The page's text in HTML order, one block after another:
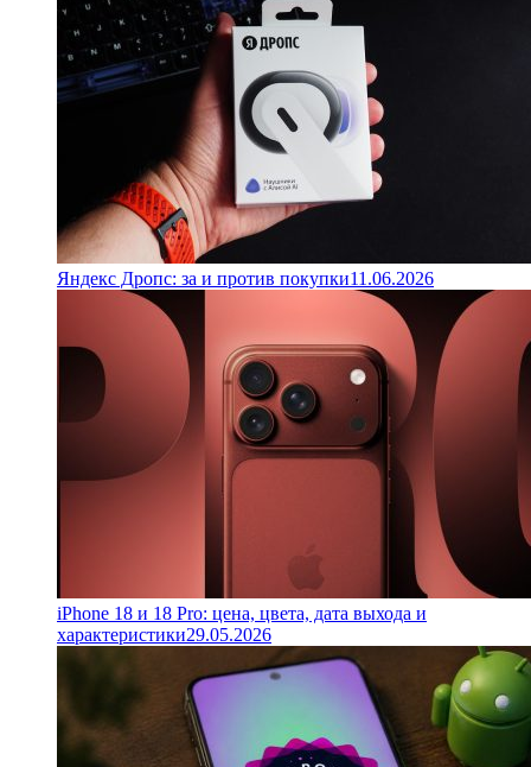
Яндекс Дропс: за и против покупки11.06.2026
iPhone 18 и 18 Pro: цена, цвета, дата выхода и
характеристики29.05.2026